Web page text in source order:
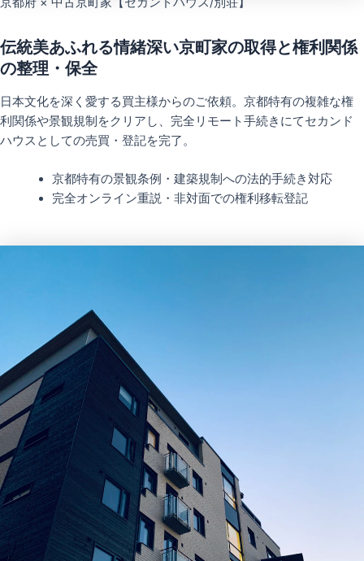
伝統美あふれる情緒深い京町家の取得と権利関係
の整理・保全
日本文化を深く愛する買主様からのご依頼。京都特有の複雑な権
利関係や景観規制をクリアし、完全リモート手続きにてセカンド
ハウスとしての売買・登記を完了。
京都特有の景観条例・建築規制への法的手続き対応
完全オンライン重説・非対面での権利移転登記